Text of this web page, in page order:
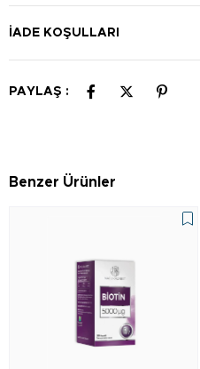
destekleyerek
olarak günlük
Solgar Vitamin B12 1000 mcg
tamamen çözünmesi beklenir
Dilaltı formu, B12 vitamininin
doğrudan kana karışmasını
emilim sağlar. Önerilen günlük
İADE KOŞULLARI
PAYLAŞ :
Benzer Ürünler